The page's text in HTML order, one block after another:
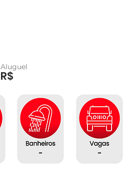
R$
Aluguel
-
-